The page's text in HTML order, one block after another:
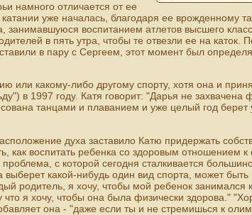
намного отличается от ее
уже началась, благодаря ее врожденному
занимавшуюся воспитанием атлетов высшего
в пять утра, чтобы те отвезли ее на каток.
в пару с Сергеем, этот момент был
или какому-либо другому спорту, хотя она и
в 1997 году. Катя говорит: "Дарья не захвачена
танцами и плаванием и уже целый год берет
духа заставило Катю придержать
как воспитать ребенка со здоровым отношением к
с которой сегодня сталкивается
какой-нибудь один вид спорта, может быть
родитель, я хочу, чтобы мой ребенок занимался
что я хочу, чтобы она была физически здорова."
она - "даже если ты и не стремишься к